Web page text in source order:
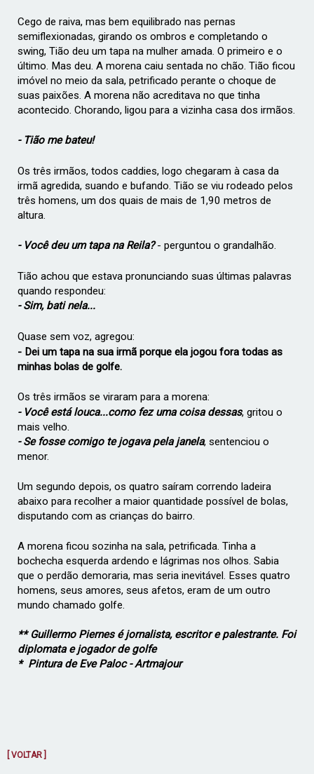
Cego de raiva, mas bem equilibrado nas pernas
semiflexionadas, girando os ombros e completando o
swing, Tião deu um tapa na mulher amada. O primeiro e o
último. Mas deu. A morena caiu sentada no chão.Tião ficou
imóvel no meio da sala, petrificado perante o choque de
suas paixões. A morena não acreditava no que tinha
acontecido. Chorando, ligou para a vizinha casa dos irmãos.
- Tião me bateu!
Os três irmãos, todos caddies, logo chegaram à casa da
irmã agredida, suando e bufando. Tião se viu rodeado pelos
três homens, um dos quais de mais de 1,90 metros de
altura.
- Você deu um tapa na Reila?- perguntou o grandalhão.
Tião achou que estava pronunciando suas últimas palavras
quando respondeu:
- Sim, bati nela...
Quase sem voz, agregou:
- Dei um tapa na sua irmã porque ela jogou fora todas as
minhas bolas de golfe.
Os três irmãos se viraram para a morena:
- Você está louca...como fez uma coisa dessas, gritou o
mais velho.
- Se fosse comigo te jogava pela janela, sentenciou o
menor.
Um segundo depois, os quatro saíram correndo ladeira
abaixo para recolher a maior quantidade possível de bolas,
disputando com as crianças do bairro.
A morena ficou sozinha na sala, petrificada. Tinha a
bochecha esquerda ardendo e lágrimas nos olhos. Sabia
que o perdão demoraria, mas seria inevitável. Esses quatro
homens, seus amores, seus afetos, eram de um outro
mundo chamado golfe.
** Guillermo Piernes é jornalista, escritor e palestrante. Foi
diplomata e jogador de golfe
* Pintura de Eve Paloc - Artmajour
[ VOLTAR ]